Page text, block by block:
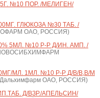
№10 ПОР. /МЕЛИГЕН/
ГЛЮКОЗА №30 ТАБ. /
ОАО, РОССИЯ)
5МЛ. №10 Р-Р Д/ИН. АМП. /
МЛ. 1МЛ. №10 Р-Р Д/В/В,В/М
ОАО, РОССИЯ)
Д/ВЗР./АПЕЛЬСИН/